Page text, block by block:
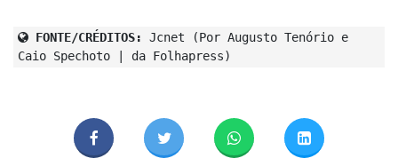
FONTE/CRÉDITOS:
Jcnet (Por Augusto Tenório e
Caio Spechoto | da Folhapress)